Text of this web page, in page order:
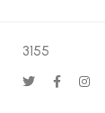
3155